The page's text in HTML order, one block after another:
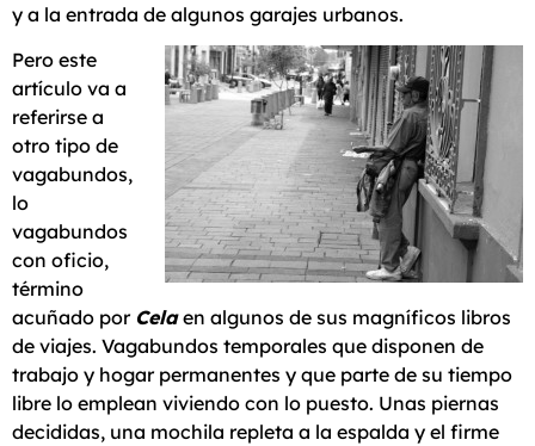
y a la entrada de algunos garajes urbanos.
Pero este
artículo va a
referirse a
otro tipo de
vagabundos,
lo
vagabundos
con oficio,
término
acuñado por Celaen algunos de sus magníficos libros
de viajes. Vagabundos temporales que disponen de
trabajo y hogar permanentes y que parte de su tiempo
libre lo emplean viviendo con lo puesto. Unas piernas
decididas, una mochila repleta a la espalda y el firme